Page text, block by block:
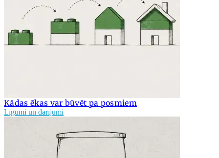
Kādas ēkas var būvēt pa posmiem
Līgumi un darījumi